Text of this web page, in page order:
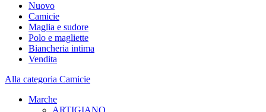
Nuovo
Camicie
Maglia e sudore
Polo e magliette
Biancheria intima
Vendita
Alla categoria Camicie
Marche
ARTIGIANO